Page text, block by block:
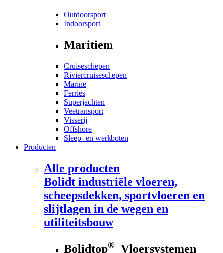
Outdoorsport
Indoorsport
Maritiem
Cruiseschepen
Riviercruiseschepen
Marine
Ferries
Superjachten
Veetransport
Visserij
Offshore
Sleep- en werkboten
Producten
Alle producten
Bolidt industriële vloeren,
scheepsdekken, sportvloeren en
slijtlagen in de wegen en
utiliteitsbouw
Bolidtop® Vloersystemen